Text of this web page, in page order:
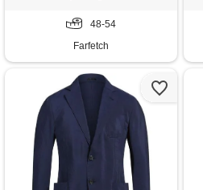
48-54
Farfetch